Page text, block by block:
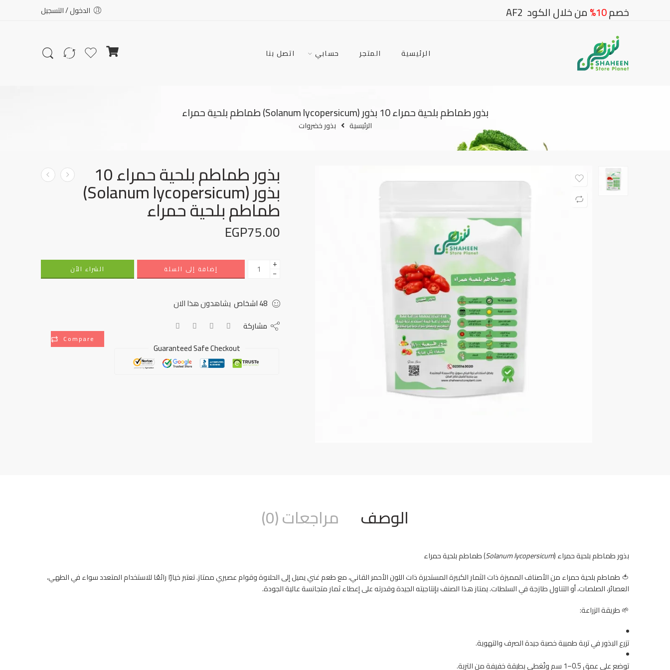
خصم10% من خلال الكود AF2 الدخول / التسجيل
الرئيسية المتجر حسابي اتصل بنا
بذور طماطم بلحية حمراء 10 بذور (Solanum lycopersicum) طماطم بلحية حمراء
الرئيسية بذور خضروات
بذور طماطم بلحية حمراء 10
بذور (Solanum lycopersicum)
طماطم بلحية حمراء
EGP75.00
+
− إضافة إلى السلة الشراء الأن
48اشخاص يشاهدون هذا الان
Compare
مشاركة
Guaranteed Safe Checkout
الوصف مراجعات (0)
بذور طماطم بلحية حمراء (Solanum lycopersicum) طماطم بلحية حمراء
🍅 طماطم بلحية حمراء من الأصناف المميزة ذات الثمار الكبيرة المستديرة ذات اللون الأحمر القاني، مع طعم غني يميل إلى الحلاوة وقوام عصيري ممتاز. تعتبر خيارًا رائعًا للاستخدام المتعدد سواء في الطهي،
العصائر، الصلصات، أو التناول طازجة في السلطات. يمتاز هذا الصنف بإنتاجيته الجيدة وقدرته على إعطاء ثمار متجانسة عالية الجودة.
🌱 طريقة الزراعة:
تزرع البذور في تربة طميية خصبة جيدة الصرف والتهوية.
توضع على عمق 0.5–1 سم وتُغطى بطبقة خفيفة من التربة.